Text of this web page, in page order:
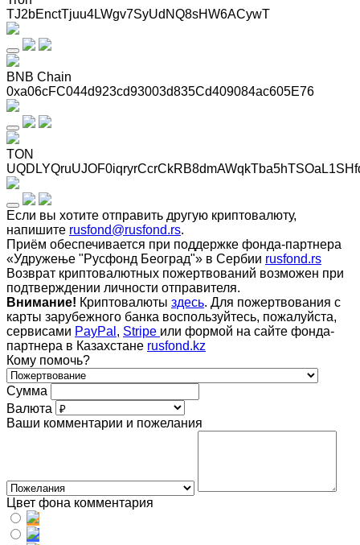
TJ2bEnctTjuu4LWgv7SyUdNQ8sHW6ACywT
BNB Chain
0xa06cFC044d923cd93003d835Cd409084ac605E76
TON
Если вы хотите отправить другую криптовалюту,
напишите rusfond@rusfond.rs.
Приём обеспечивается при поддержке фонда-партнера
«Удружење "Русфонд Београд"» в Сербии rusfond.rs
Возврат криптовалютных пожертвований возможен при
подтверждении личности отправителя.
Внимание! Криптовалюты здесь. Для пожертвования с
карты зарубежного банка воспользуйтесь, пожалуйста,
сервисами PayPal , Stripe или формой на сайте фонда-
партнера в Казахстане rusfond.kz
Кому помочь?
Сумма
Валюта
Ваши комментарии и пожелания
Цвет фона комментария